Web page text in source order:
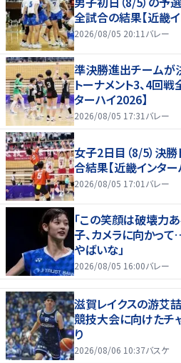
全試合の結果【近畿
2026/08/05 20:11 バレー
準決勝進出チームが
トーナメント3、4回
ターハイ2026】
2026/08/05 17:31 バレー
女子2日目（8/5）決
合結果【近畿インター
2026/08/05 17:01 バレー
「この笑顔は破壊力
子、カメラに向かって
やばいな」
2026/08/05 16:00バレー
滋賀レイクスの游艾
競技大会に向けたチ
り
2026/08/06 10:37バスケ